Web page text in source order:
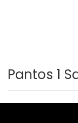
Pantos 1